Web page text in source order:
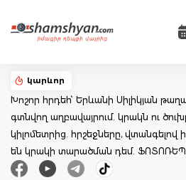
կարևոր
Խոշոր հրդեհ՝ Երևանի Սիլիկյան
գտնվող աղբավայրում. կրակն ու
կիլոմետրից. հրշեջները, վտանգելով
են կրակի տարածման դեմ.